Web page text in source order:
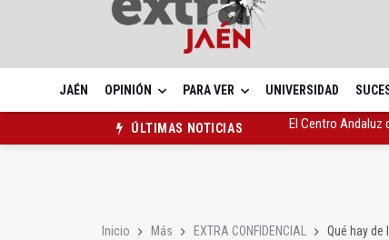
JAÉN OPINIÓN PARA VER UNIVERSIDAD
ÚLTIMAS NOTICIAS
Vilches contará
Inicio Más EXTRA CONFIDENCIAL Qué hay